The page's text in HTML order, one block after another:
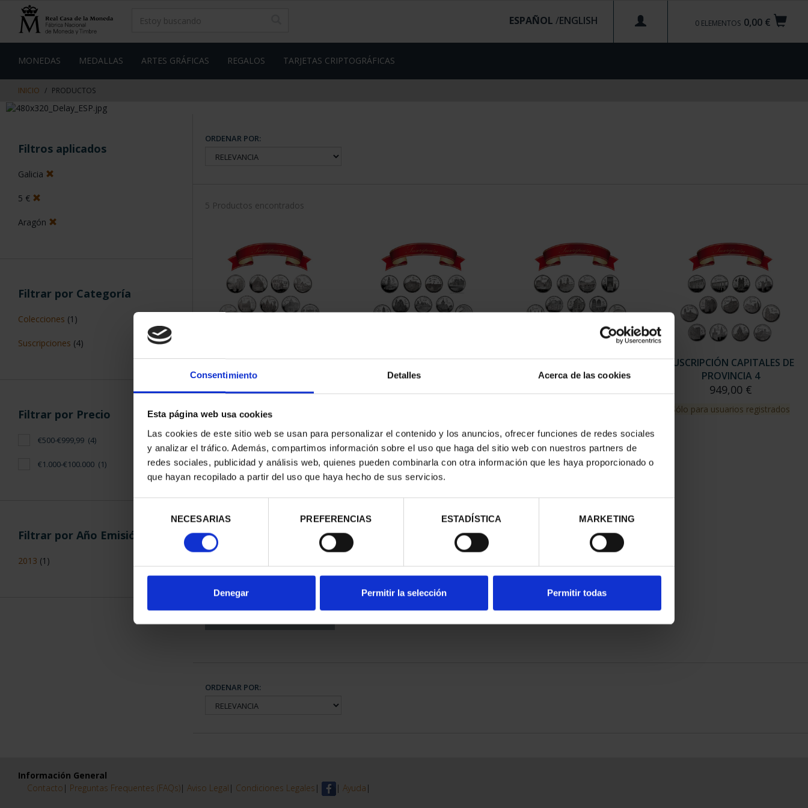
Consentimiento Detalles Acerca de las cookies
Esta página web usa cookies
Las cookies de este sitio web se usan para personalizar el contenido y los anuncios, ofrecer funciones de redes sociales
y analizar el tráfico. Además, compartimos información sobre el uso que haga del sitio web con nuestros partners de
redes sociales, publicidad y análisis web, quienes pueden combinarla con otra información que les haya proporcionado o
que hayan recopilado a partir del uso que haya hecho de sus servicios.
consentimiento
NECESARIAS PREFERENCIAS ESTADÍSTICA MARKETING
Denegar Permitir la selección Permitir todas
contenido
de
0,00 €
0 ELEMENTOS
ESPAÑOL /
MONEDAS MEDALLAS ARTES GRÁFICAS REGALOS TARJETAS CRIPTOGRÁFICAS
INICIO PRODUCTOS
Filtros aplicados
Galicia
5 €
Aragón
Filtrar por Categoría
Colecciones (1)
Suscripciones (4)
Filtrar por Precio
€500-€999,99 (4)
€1.000-€100.000 (1)
Filtrar por Año Emisión
2013 (1)
ORDENAR POR:
5 Productos encontrados
SUSCRIPCIÓN CAPITALES DE
PROVINCIA 1
949,00 €
Sólo para usuarios registrados
SUSCRIPCIÓN CAPITALES DE
PROVINCIA 2
949,00 €
SUSCRIPCIÓN CAPITALES DE
PROVINCIA 3
949,00 €
SUSCRIPCIÓN CAPITALES DE
PROVINCIA 4
949,00 €
Sólo para usuarios registrados
COLECCION COMPLET...
3.796,00 €
ORDENAR POR:
Información General
Contacto | Preguntas Frequentes (FAQs)| Aviso Legal | Condiciones Legales | | Ayuda |